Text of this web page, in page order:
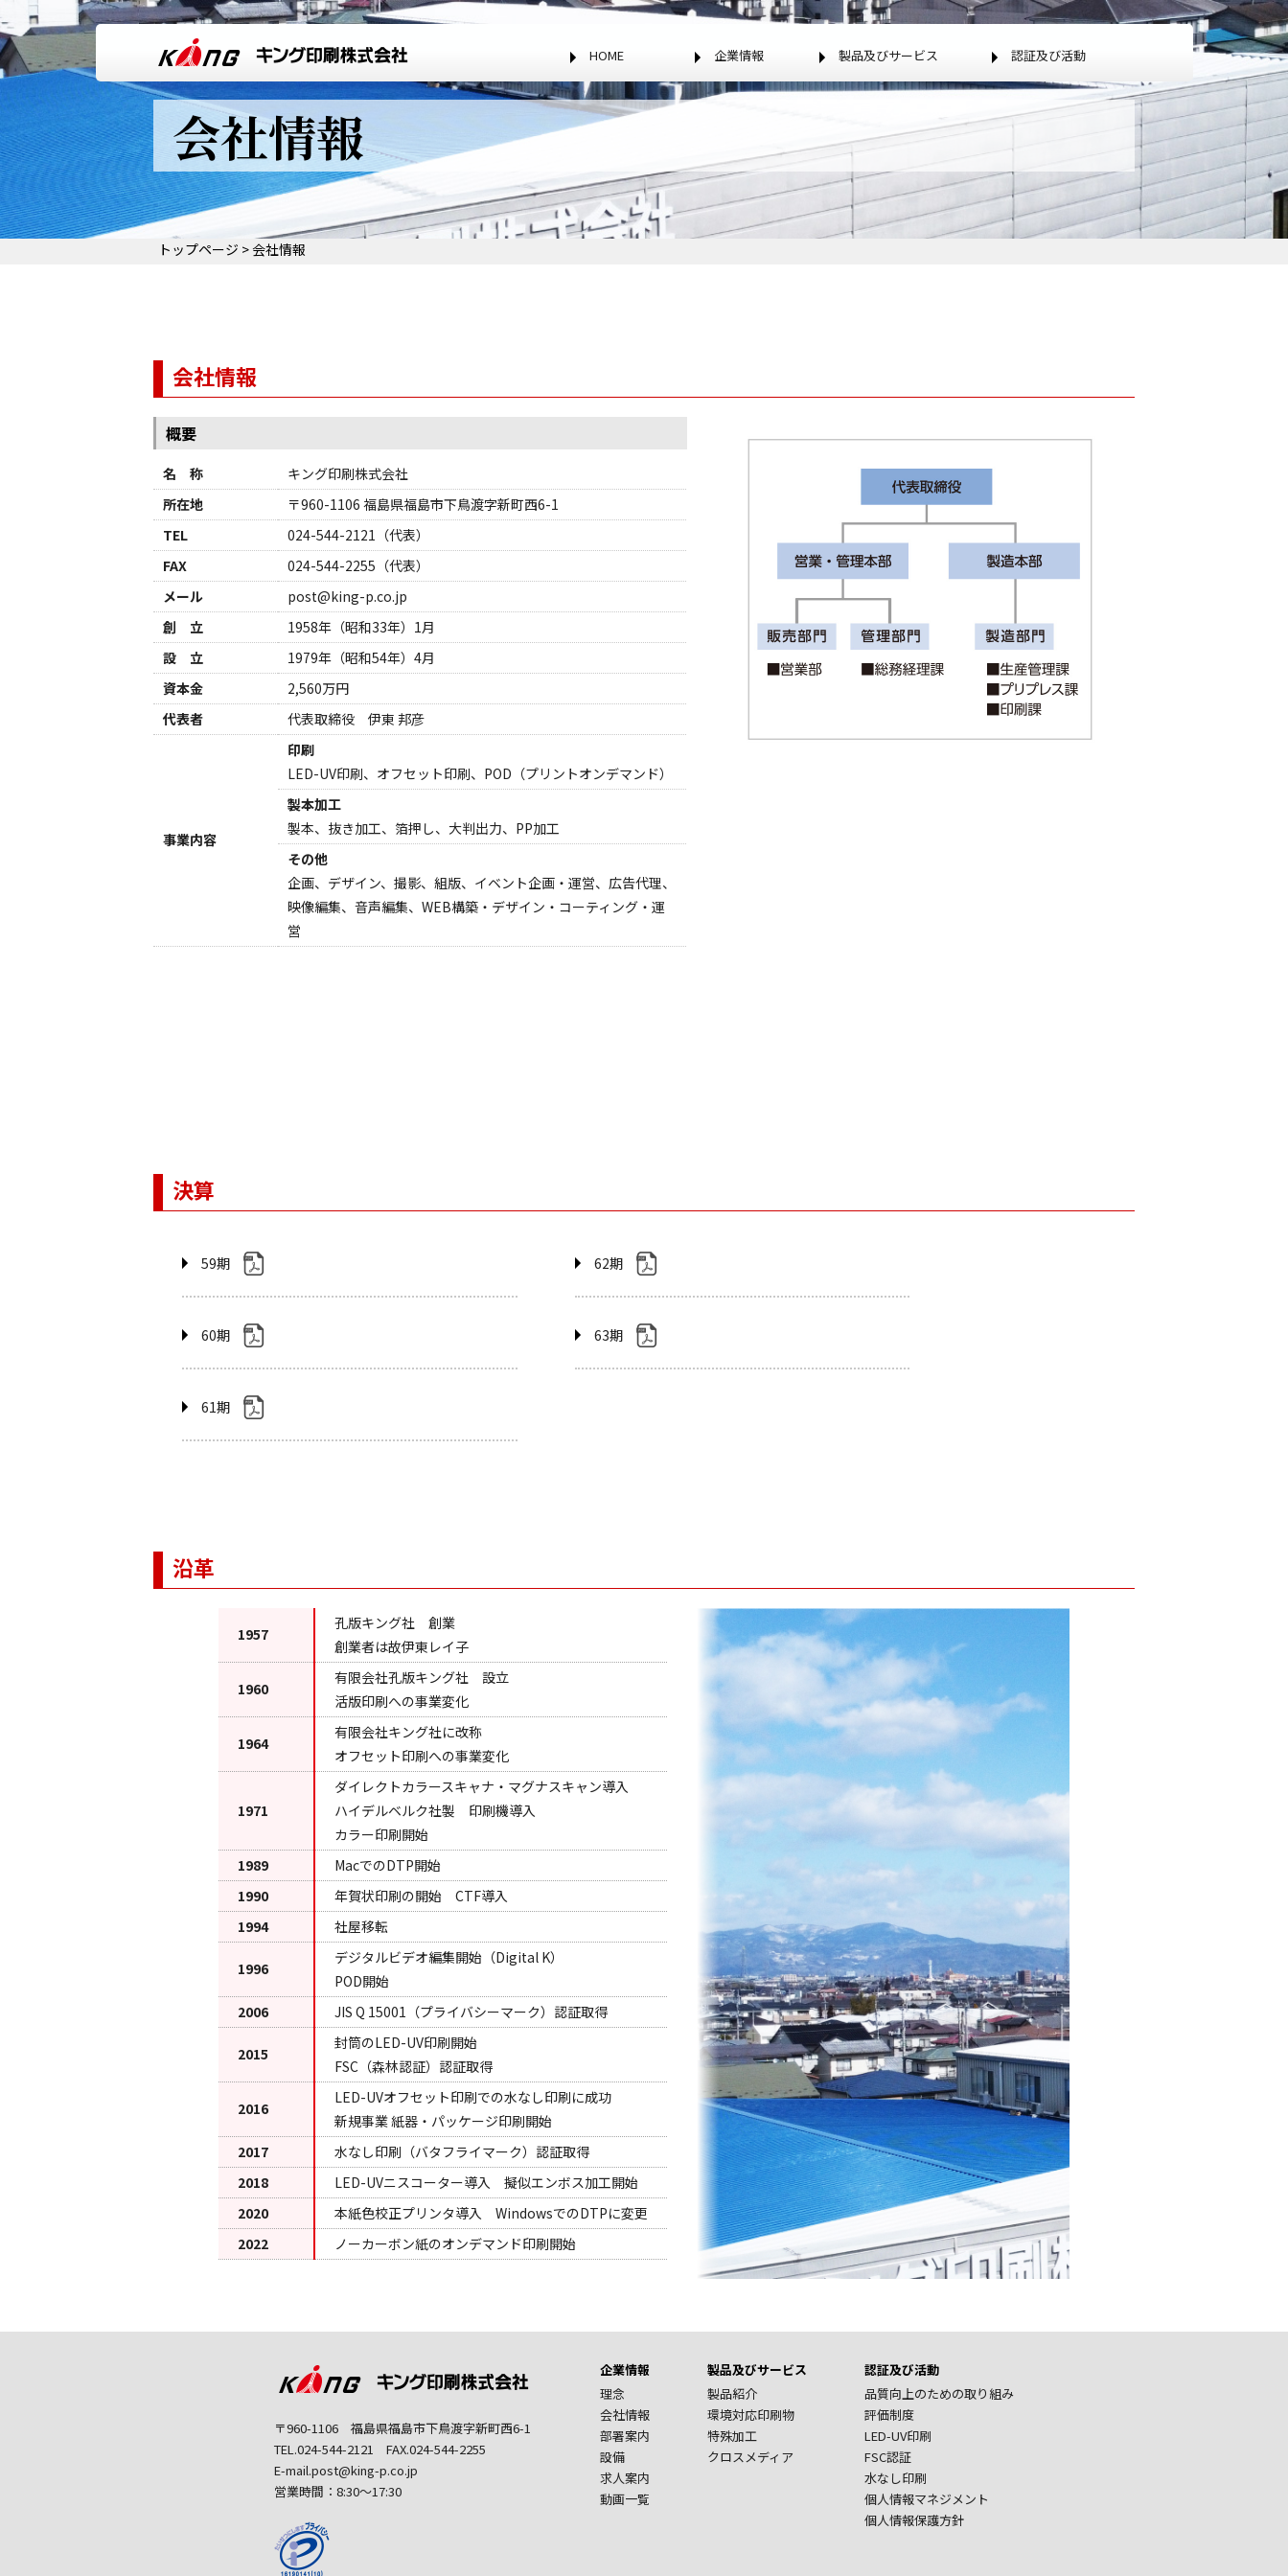
HOME 企業情報 製品及びサービス 認証及び活動
会社情報
トップページ > 会社情報
会社情報
概要
名 称
キング印刷株式会社
所在地
〒960-1106 福島県福島市下鳥渡字新町西6-1
TEL
024-544-2121（代表）
FAX
024-544-2255（代表）
メール
post@king-p.co.jp
創 立
1958年（昭和33年）1月
設 立
1979年（昭和54年）4月
資本金
2,560万円
代表者
代表取締役 伊東 邦彦
事業内容
印刷
LED-UV印刷、オフセット印刷、POD（プリントオンデマンド）
製本加工
製本、抜き加工、箔押し、大判出力、PP加工
その他
企画、デザイン、撮影、組版、イベント企画・運営、広告代理、
映像編集、音声編集、WEB構築・デザイン・コーティング・運
営
決算
59期
60期
61期
62期
63期
沿革
1957
孔版キング社 創業
創業者は故伊東レイ子
1960
有限会社孔版キング社 設立
活版印刷への事業変化
1964
有限会社キング社に改称
オフセット印刷への事業変化
1971
ダイレクトカラースキャナ・マグナスキャン導入
ハイデルベルク社製 印刷機導入
カラー印刷開始
1989
MacでのDTP開始
1990
年賀状印刷の開始 CTF導入
1994
社屋移転
1996
デジタルビデオ編集開始（Digital K）
POD開始
2006
JIS Q 15001（プライバシーマーク）認証取得
2015
封筒のLED-UV印刷開始
FSC（森林認証）認証取得
2016
LED-UVオフセット印刷での水なし印刷に成功
新規事業 紙器・パッケージ印刷開始
2017
水なし印刷（バタフライマーク）認証取得
2018
LED-UVニスコーター導入 擬似エンボス加工開始
2020
本紙色校正プリンタ導入 WindowsでのDTPに変更
2022
ノーカーボン紙のオンデマンド印刷開始
企業情報
理念
会社情報
部署案内
設備
求人案内
動画一覧
製品及びサービス
製品紹介
環境対応印刷物
特殊加工
クロスメディア
認証及び活動
品質向上のための取り組み
評価制度
LED-UV印刷
FSC認証
水なし印刷
個人情報マネジメント
個人情報保護方針
〒960-1106 福島県福島市下鳥渡字新町西6-1
TEL.024-544-2121 FAX.024-544-2255
E-mail.post@king-p.co.jp
営業時間：8:30～17:30